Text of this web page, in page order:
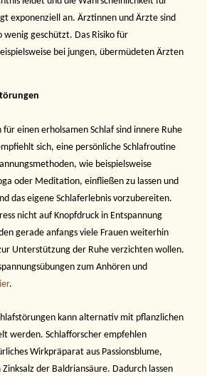
exponenziell an. Ärztinnen und Ärzte sind
geschützt. Das Risiko für
bei jungen, übermüdeten Ärzten
einen erholsamen Schlaf sind innere Ruhe
sich, eine persönliche Schlafroutine
wie beispielsweise
oder Meditation, einfließen zu lassen und
das eigene Schlaferlebnis vorzubereiten.
nicht auf Knopfdruck in Entspannung
gerade anfangs viele Frauen weiterhin
Unterstützung der Ruhe verzichten wollen.
zum Anhören und
.
kann alternativ mit pflanzlichen
werden. Schlafforscher empfehlen
Wirkpräparat aus Passionsblume,
der Baldriansäure. Dadurch lassen